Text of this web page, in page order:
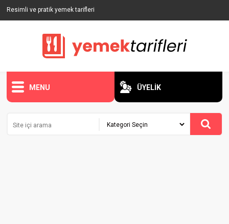
Resimli ve pratik yemek tarifleri
MENU ÜYELİK